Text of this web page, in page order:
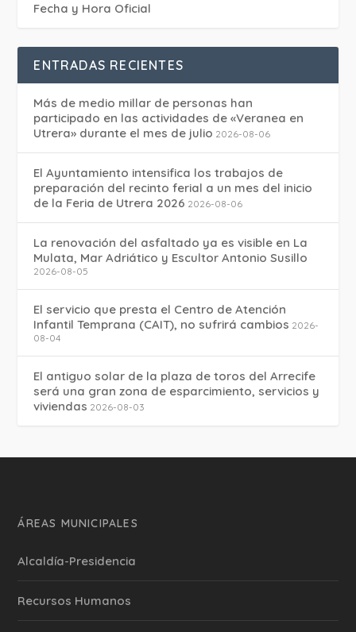
Fecha y Hora Oficial
ENTRADAS RECIENTES
Más de medio millar de personas han
participado en las actividades de «Veranea en
Utrera» durante el mes de julio 2026-08-06
El Ayuntamiento intensifica los trabajos de
preparación del recinto ferial a un mes del inicio
de la Feria de Utrera 2026 2026-08-06
La renovación del asfaltado ya es visible en La
Mulata, Mar Adriático y Escultor Antonio Susillo
2026-08-05
El servicio que presta el Centro de Atención
Infantil Temprana (CAIT), no sufrirá cambios 2026-
08-04
El antiguo solar de la plaza de toros del Arrecife
será una gran zona de esparcimiento, servicios y
viviendas 2026-08-03
ÁREAS MUNICIPALES
Alcaldía-Presidencia
Recursos Humanos